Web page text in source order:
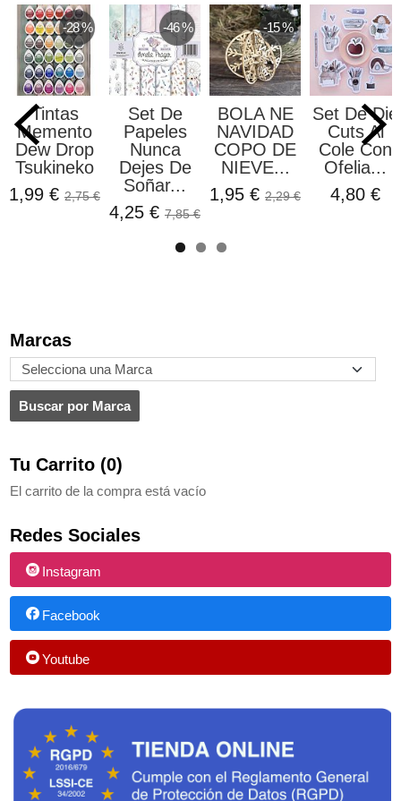
Marcas
Tu Carrito (0)
El carrito de la compra está vacío
Redes Sociales
Instagram
Facebook
Youtube
-28 %
Tintas
Memento
Dew Drop
Tsukineko
1,99 € 2,75 €
-46 %
Set De
Papeles
Nunca
Dejes De
Soñar...
4,25 € 7,85 €
-15 %
BOLA NE
NAVIDAD
COPO DE
NIEVE...
1,95 € 2,29 €
Set De Die
Cuts Al
Cole Con
Ofelia...
4,80 €